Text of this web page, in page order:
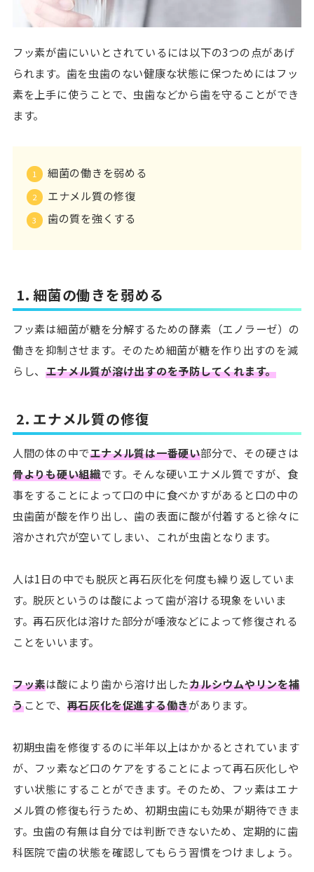
フッ素が歯にいいとされているには以下の3つの点があげ
られます。歯を虫歯のない健康な状態に保つためにはフッ
素を上手に使うことで、虫歯などから歯を守ることができ
ます。
細菌の働きを弱める
エナメル質の修復
歯の質を強くする
1. 細菌の働きを弱める
フッ素は細菌が糖を分解するための酵素（エノラーゼ）の
働きを抑制させます。そのため細菌が糖を作り出すのを減
らし、エナメル質が溶け出すのを予防してくれます。
2. エナメル質の修復
人間の体の中でエナメル質は一番硬い部分で、その硬さは
骨よりも硬い組織です。そんな硬いエナメル質ですが、食
事をすることによって口の中に食べかすがあると口の中の
虫歯菌が酸を作り出し、歯の表面に酸が付着すると徐々に
溶かされ穴が空いてしまい、これが虫歯となります。
人は1日の中でも脱灰と再石灰化を何度も繰り返していま
す。脱灰というのは酸によって歯が溶ける現象をいいま
す。再石灰化は溶けた部分が唾液などによって修復される
ことをいいます。
フッ素は酸により歯から溶け出したカルシウムやリンを補
うことで、 再石灰化を促進する働きがあります。
初期虫歯を修復するのに半年以上はかかるとされています
が、フッ素など口のケアをすることによって再石灰化しや
すい状態にすることができます。そのため、フッ素はエナ
メル質の修復も行うため、初期虫歯にも効果が期待できま
す。虫歯の有無は自分では判断できないため、定期的に歯
科医院で歯の状態を確認してもらう習慣をつけましょう。